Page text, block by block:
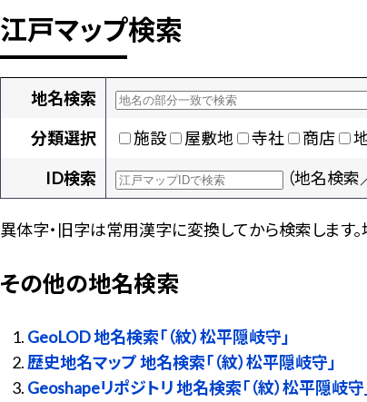
江戸マップ検索
地名検索
分類選択
施設 屋敷地 寺社 商店
ID検索
（地名検
異体字・旧字は常用漢字に変換してから検索します
その他の地名検索
GeoLOD 地名検索「（紋）松平隠岐守」
歴史地名マップ 地名検索「（紋）松平隠岐守」
Geoshapeリポジトリ 地名検索「（紋）松平隠岐守